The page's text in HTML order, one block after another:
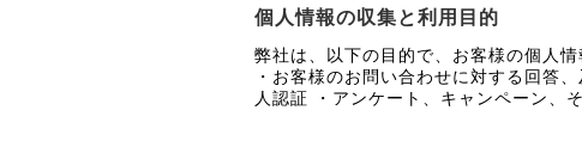
個人情報の収集と利用目的
弊社は、以下の目的で、お客様の個人
・お客様のお問い合わせに対する回答
人認証 ・アンケート、キャンペーン、